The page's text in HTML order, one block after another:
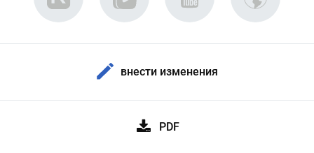
внести изменения
PDF